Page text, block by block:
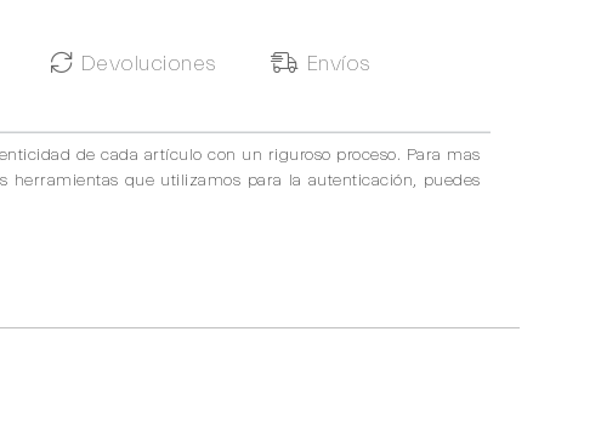
Devoluciones
Envíos
de cada artículo con un riguroso proceso. Para mas
herramientas que utilizamos para la autenticación, puedes